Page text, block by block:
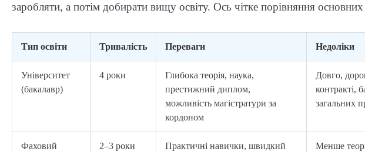
заробляти, а потім добирати вищу освіту. Ось чітке порівняння основних
Тип освіти Тривалість Переваги Недоліки
Університет
(бакалавр)
4 роки
Глибока теорія, наука,
престижний диплом,
можливість магістратури за
кордоном
Довго,
контракті,
загальних
Фаховий
2–3 роки
Практичні навички, швидкий
Менше